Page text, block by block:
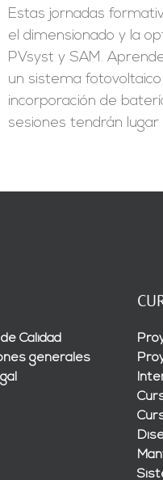
Estas jornadas
el dimensionado y la
PVsyst y SAM.
un sistema
incorporación de
sesiones tendrán
Calidad
generales